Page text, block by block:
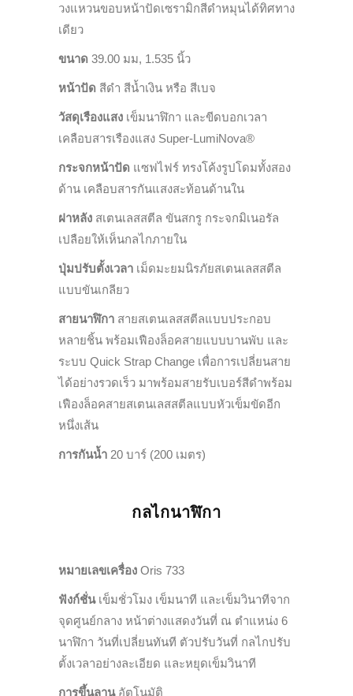
วงแหวนขอบหน้าปัดเซรามิกสีดำหมุนได้ทิศทาง
เดียว
ขนาด 39.00 มม, 1.535 นิ้ว
หน้าปัด สีดำ สีน้ำเงิน หรือ สีเบจ
วัสดุเรืองแสง เข็มนาฬิกา และขีดบอกเวลา
เคลือบสารเรืองแสง Super-LumiNova®
กระจกหน้าปัด แซฟไฟร์ ทรงโค้งรูปโดมทั้งสอง
ด้าน เคลือบสารกันแสงสะท้อนด้านใน
ฝาหลัง สเตนเลสสตีล ขันสกรู กระจกมิเนอรัล
เปลือยให้เห็นกลไกภายใน
ปุ่มปรับตั้งเวลา เม็ดมะยมนิรภัยสเตนเลสสตีล
แบบขันเกลียว
สายนาฬิกา สายสเตนเลสสตีลแบบประกอบ
หลายชิ้น พร้อมเฟืองล็อคสายแบบบานพับ และ
ระบบ Quick Strap Change เพื่อการเปลี่ยนสาย
ได้อย่างรวดเร็ว มาพร้อมสายรับเบอร์สีดำพร้อม
เฟืองล็อคสายสเตนเลสสตีลแบบหัวเข็มขัดอีก
หนึ่งเส้น
การกันน้ำ 20 บาร์ (200 เมตร)
กลไกนาฬิกา
หมายเลขเครื่อง Oris 733
ฟังก์ชั่น เข็มชั่วโมง เข็มนาที และเข็มวินาทีจาก
จุดศูนย์กลาง หน้าต่างแสดงวันที่ ณ ตำแหน่ง 6
นาฬิกา วันที่เปลี่ยนทันที ตัวปรับวันที่ กลไกปรับ
ตั้งเวลาอย่างละเอียด และหยุดเข็มวินาที
การขึ้นลาน อัตโนมัติ